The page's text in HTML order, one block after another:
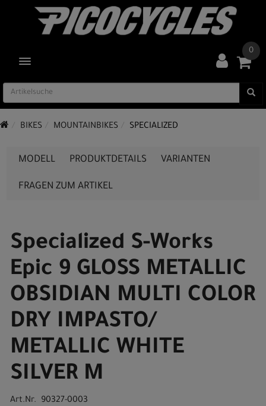
TOGGLE NAVIGATION
0
BIKES MOUNTAINBIKES SPECIALIZED
MODELL PRODUKTDETAILS VARIANTEN
FRAGEN ZUM ARTIKEL
Specialized S-Works
Epic 9 GLOSS METALLIC
OBSIDIAN MULTI COLOR
DRY IMPASTO/
METALLIC WHITE
SILVER M
Art.Nr. 90327-0003